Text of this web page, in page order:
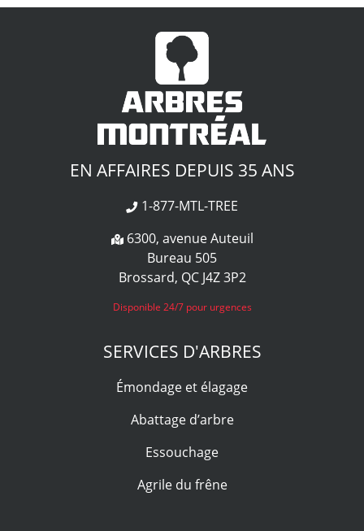
EN AFFAIRES DEPUIS 35 ANS
1-877-MTL-TREE
6300, avenue Auteuil
Bureau 505
Brossard, QC J4Z 3P2
Disponible 24/7 pour urgences
SERVICES D'ARBRES
Émondage et élagage
Abattage d’arbre
Essouchage
Agrile du frêne